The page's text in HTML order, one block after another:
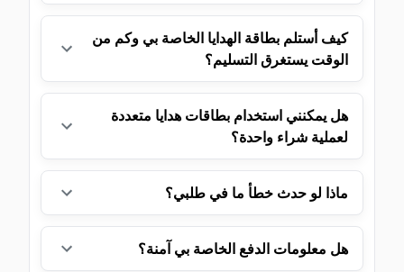
كيف أستلم بطاقة الهدايا الخاصة بي وكم من
الوقت يستغرق التسليم؟
هل يمكنني استخدام بطاقات هدايا متعددة
لعملية شراء واحدة؟
ماذا لو حدث خطأ ما في طلبي؟
هل معلومات الدفع الخاصة بي آمنة؟